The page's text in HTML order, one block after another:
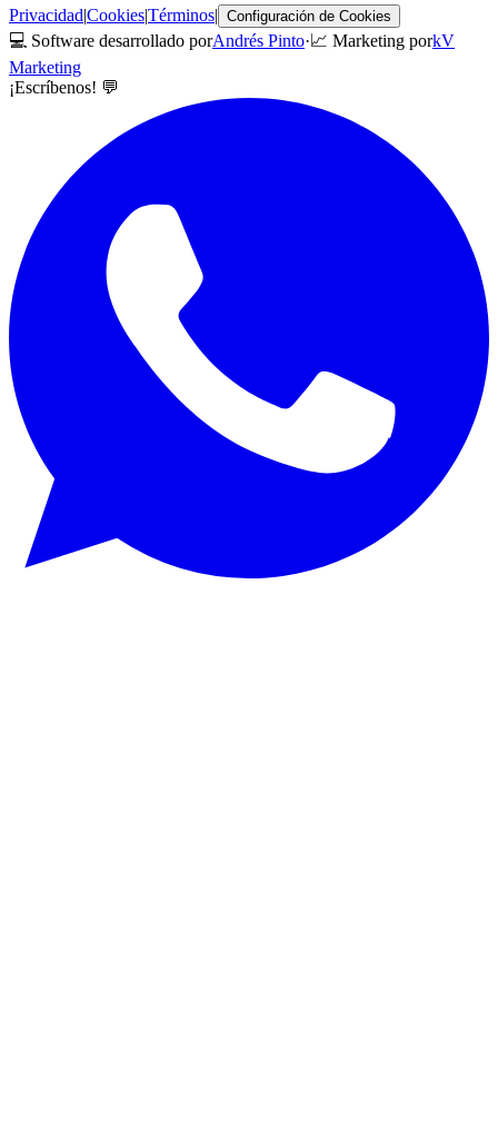
Privacidad|Cookies|Términos| Configuración de Cookies
💻 Software desarrollado porAndrés Pinto·📈 Marketing porkV
Marketing
¡Escríbenos! 💬